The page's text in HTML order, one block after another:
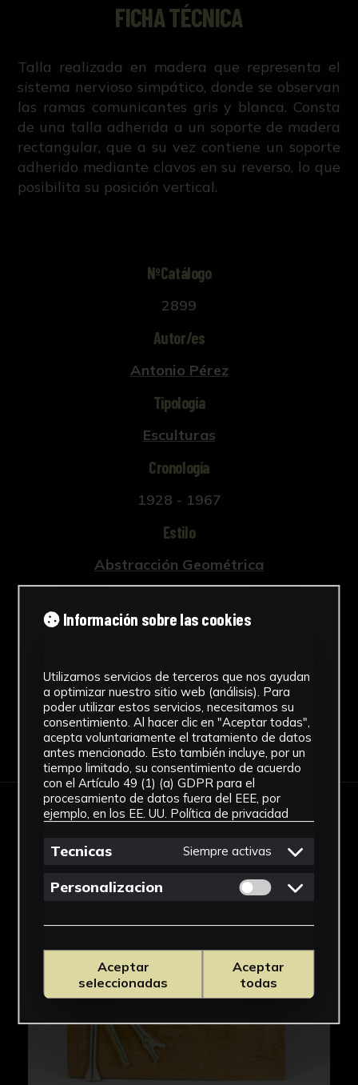
FICHA TÉCNICA
Talla realizada en madera que representa el
sistema nervioso simpático, donde se observan
las ramas comunicantes gris y blanca. Consta
de una talla adherida a un soporte de madera
rectangular, que a su vez contiene un soporte
adherido mediante clavos en su reverso, lo que
posibilita su posición vertical.
NºCatálogo
2899
Autor/es
Antonio Pérez
Tipología
Esculturas
Cronología
1928 - 1967
Estilo
Abstracción Geométrica
Tallada y policromada
Descargar Ficha
IMÁGENES
Información sobre las cookies
Utilizamos servicios de terceros que nos ayudan
a optimizar nuestro sitio web (análisis). Para
poder utilizar estos servicios, necesitamos su
consentimiento. Al hacer clic en "Aceptar todas",
acepta voluntariamente el tratamiento de datos
antes mencionado. Esto también incluye, por un
tiempo limitado, su consentimiento de acuerdo
con el Artículo 49 (1) (a) GDPR para el
procesamiento de datos fuera del EEE, por
ejemplo, en los EE. UU. Política de privacidad
Tecnicas Siempre activas
Personalizacion Permitir cookies
Aceptar
seleccionadas
Aceptar
todas